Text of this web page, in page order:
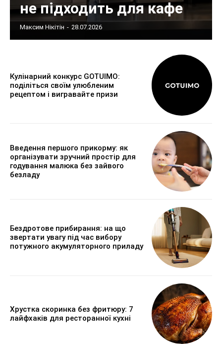
не підходить для кафе
Максим Нікітін - 28.07.2026
Кулінарний конкурс GOTUIMO:
поділіться своїм улюбленим
рецептом і вигравайте призи
Введення першого прикорму: як
організувати зручний простір для
годування малюка без зайвого
безладу
Бездротове прибирання: на що
звертати увагу під час вибору
потужного акумуляторного приладу
Хрустка скоринка без фритюру: 7
лайфхаків для ресторанної кухні